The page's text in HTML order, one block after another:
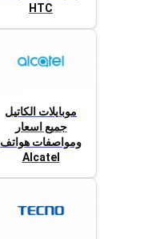
HTC
موبايلات الكاتيل
جميع اسعار
ومواصفات هواتف
Alcatel